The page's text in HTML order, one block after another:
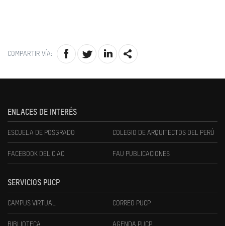
COMPARTIR VÍA:
ENLACES DE INTERÉS
ESCUELA DE POSGRADO COLEGIO DE ARQUITECTOS DEL PERÚ
FACEBOOK DEL CIAC FAU PUBLICACIONES
SERVICIOS PUCP
CAMPUS VIRTUAL CORREO PUCP
BIBLIOTECA AGENDA PUCP